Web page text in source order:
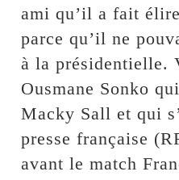
ami qu’il a fait
parce qu’il ne
à la présidentielle.
Ousmane Sonko
Macky Sall et qui
presse française
avant le match